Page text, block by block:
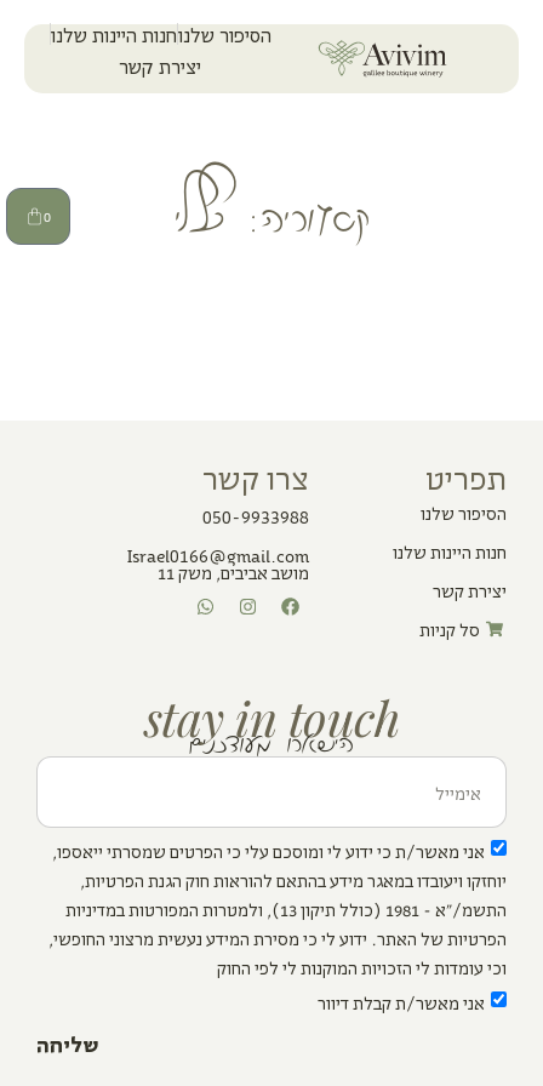
0
הסיפור שלנוחנות היינות שלנו
יצירת קשר
קטגוריה: כללי
תפריט
הסיפור שלנו
חנות היינות שלנו
יצירת קשר
סל קניות
צרו קשר
050-9933988
Israel0166@gmail.com
מושב אביבים, משק 11
stay in touch
הישארו מעודכנים
אני מאשר/ת כי ידוע לי ומוסכם עלי כי הפרטים שמסרתי ייאספו,
יוחזקו ויעובדו במאגר מידע בהתאם להוראות חוק הגנת הפרטיות,
התשמ/"א - 1981 (כולל תיקון 13), ולמטרות המפורטות במדיניות
הפרטיות של האתר. ידוע לי כי מסירת המידע נעשית מרצוני החופשי,
וכי עומדות לי הזכויות המוקנות לי לפי החוק
אני מאשר/ת קבלת דיוור
שליחה